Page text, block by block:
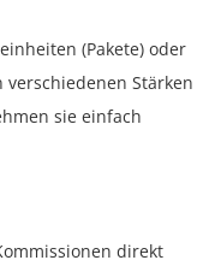
(Pakete) oder
Stärken
sie einfach
direkt